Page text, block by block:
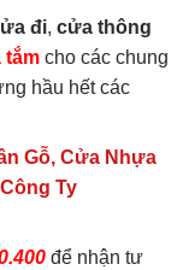
đi, cửa thông
tắm cho các chung
hầu hết các
Gỗ, Cửa Nhựa
Ty
để nhận tư